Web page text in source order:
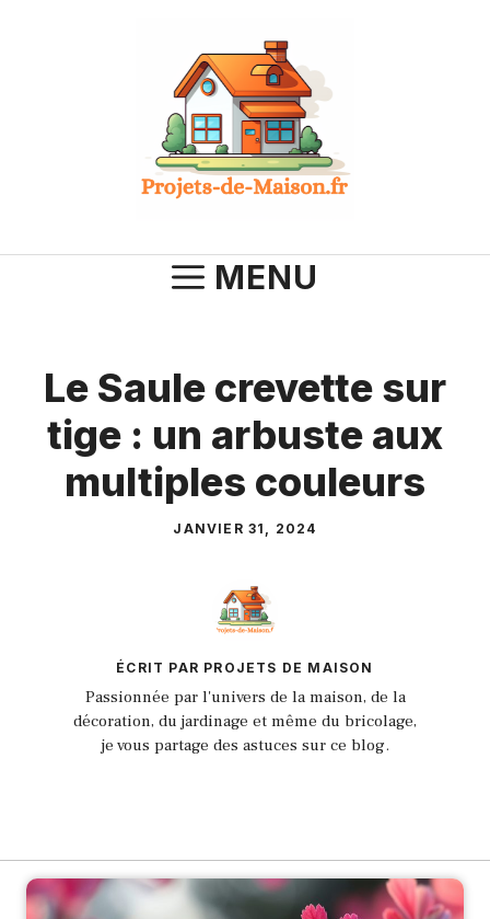
MENU
Le Saule crevette sur
tige : un arbuste aux
multiples couleurs
JANVIER 31, 2024
ÉCRIT PAR PROJETS DE MAISON
Passionnée par l'univers de la maison, de la
décoration, du jardinage et même du bricolage,
je vous partage des astuces sur ce blog.